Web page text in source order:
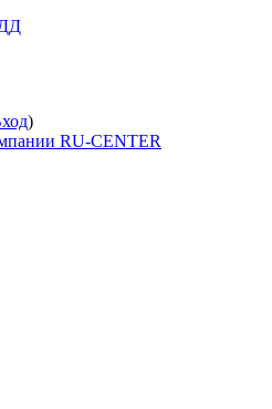
)
RU-CENTER